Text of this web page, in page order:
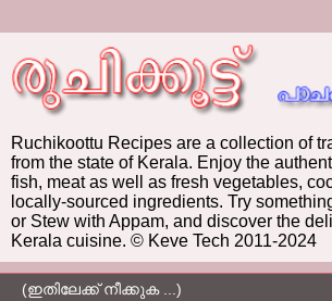
Ruchikoottu Recipes are a collection of
from the state of Kerala. Enjoy the
fish, meat as well as fresh vegetables,
locally-sourced ingredients. Try
or Stew with Appam, and discover the
Kerala cuisine. © Keve Tech 2011-2024